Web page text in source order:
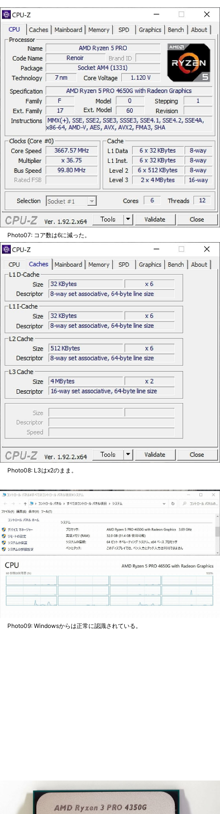
Photo07: コア数は6に減った。
Photo08: L3はx2のまま。
Photo09: Windowsからは正常に認識されている。